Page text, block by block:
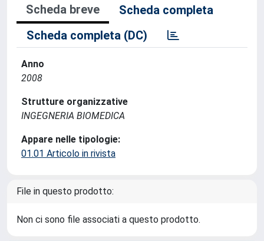
Scheda breve
Scheda completa
Scheda completa (DC)
Anno
2008
Strutture organizzative
INGEGNERIA BIOMEDICA
Appare nelle tipologie:
01.01 Articolo in rivista
File in questo prodotto:
Non ci sono file associati a questo prodotto.